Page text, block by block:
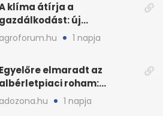
klíma átírja a
gazdálkodást: új
megoldásokat keres a
mezőgazdaság
agroforum.hu 1 napja
Egyelőre elmaradt az
albérletpiaci roham:
ennyibe kerülnek a kiadó
adozona.hu 1 napja